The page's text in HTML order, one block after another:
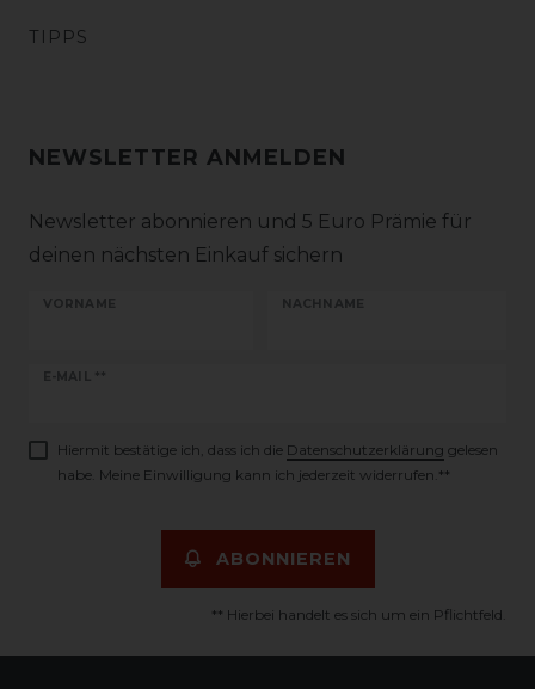
TIPPS
NEWSLETTER ANMELDEN
Newsletter abonnieren und 5 Euro Prämie für
deinen nächsten Einkauf sichern
VORNAME NACHNAME
E-MAIL **
Newsletter
Hiermit bestätige ich, dass ich die Daten­schutz­erklärung gelesen
habe. Meine Einwilligung kann ich jederzeit widerrufen.**
ABONNIEREN
** Hierbei handelt es sich um ein Pflichtfeld.